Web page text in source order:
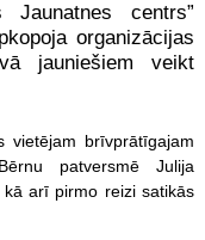
Jaunatnes centrs”
organizācijas
jauniešiem veikt
vietējam brīvprātīgajam
patversmē Julija
arī pirmo reizi satikās